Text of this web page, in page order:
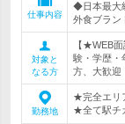
仕事内容
◆日本最大
外食ブラン
対象と
なる方
【★WEB
験・学歴・
方、大歓迎
勤務地
★完全エリ
★全て駅チ